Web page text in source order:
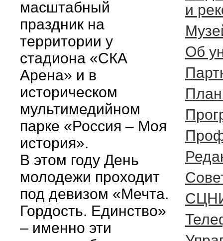
масштабный
праздник на
территории у
стадиона «СКА
Арена» и в
историческом
мультимедийном
парке «Россия – Моя
история».
В этом году День
молодежи проходит
под девизом «Мечта.
Гордость. Единство»
– именно эти
и
Об